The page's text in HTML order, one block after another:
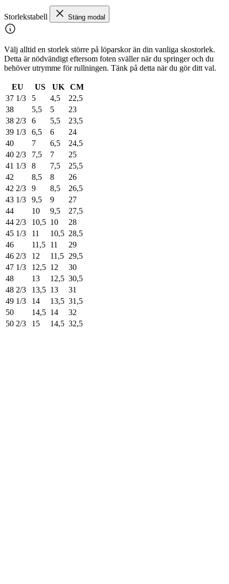
Storlekstabell Stäng modal
Välj alltid en storlek större på löparskor än din vanliga skostorlek.
Detta är nödvändigt eftersom foten sväller när du springer och du
behöver utrymme för rullningen. Tänk på detta när du gör ditt val.
EU US UK
CM
37 1/3
5 4,5
22,5
38
5,5 5
23
38 2/3
6 5,5
23,5
39 1/3
6,5 6
24
40
7 6,5
24,5
40 2/3
7,5 7
25
41 1/3
8 7,5
25,5
42
8,5 8
26
42 2/3
9 8,5
26,5
43 1/3
9,5 9
27
44
10 9,5
27,5
44 2/3
10,5 10
28
45 1/3
11 10,5 28,5
46
11,5 11
29
46 2/3
12 11,5 29,5
47 1/3
12,5 12
30
48
13 12,5 30,5
48 2/3
13,5 13
31
49 1/3
14 13,5 31,5
50
14,5 14
32
50 2/3
15 14,5 32,5